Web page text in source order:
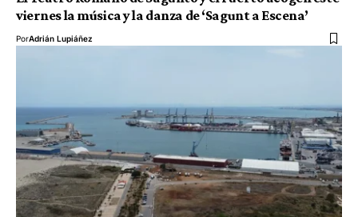
viernes la música y la danza de ‘Sagunt a Escena’
PorAdrián Lupiáñez